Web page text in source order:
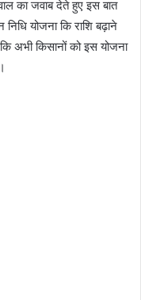
का जवाब देते हुए इस बात
योजना कि राशि बढ़ाने
अभी किसानों को इस योजना